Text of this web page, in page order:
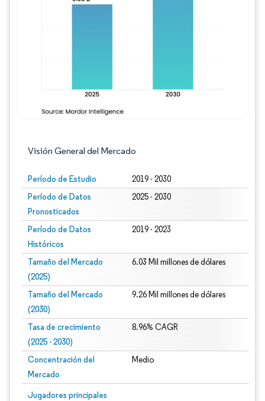
Visión General del Mercado
Período de Estudio 2019 - 2030
Período de Datos
Pronosticados
2025 - 2030
Período de Datos
Históricos
2019 - 2023
Tamaño del Mercado
(2025)
6.03 Mil millones de dólares
Tamaño del Mercado
(2030)
9.26 Mil millones de dólares
Tasa de crecimiento
(2025 - 2030)
8.96% CAGR
Concentración del
Mercado
Medio
Jugadores principales
Imagen © Mordor Intelligence. El uso requiere atribución según CC BY 4.0.